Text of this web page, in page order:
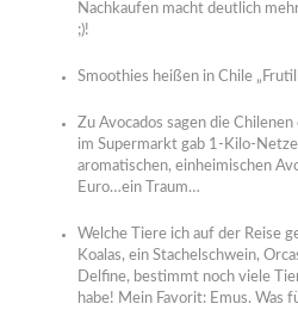
Nachkaufen macht deutlich
;)!
Smoothies heißen in Chile
Zu Avocados sagen die Chilenen
im Supermarkt gab 1-Kilo-
aromatischen, einheimischen
Euro…ein Traum…
Welche Tiere ich auf der Reise
Koalas, ein Stachelschwein,
Delfine, bestimmt noch viele
habe! Mein Favorit: Emus. Was